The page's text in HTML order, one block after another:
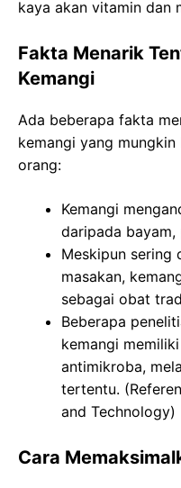
kaya akan vitamin dan
Fakta Menarik
Kemangi
Ada beberapa fakta
kemangi yang
orang:
Kemangi
daripada bayam,
Meskipun sering
masakan,
sebagai obat
Beberapa
kemangi
antimikroba,
tertentu.
and Technology)
Cara